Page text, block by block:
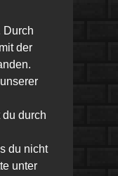
Durch
der
durch
du nicht
unter